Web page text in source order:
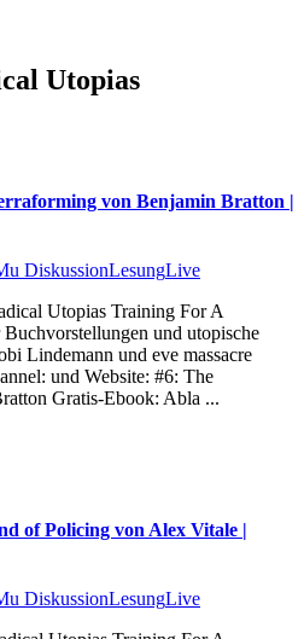
Utopias
von Benjamin Bratton |
DiskussionLesungLive
Utopias Training For A
und utopische
Lindemann und eve massacre
und Website: #6: The
Gratis-Ebook: Abla ...
of Policing von Alex Vitale |
DiskussionLesungLive